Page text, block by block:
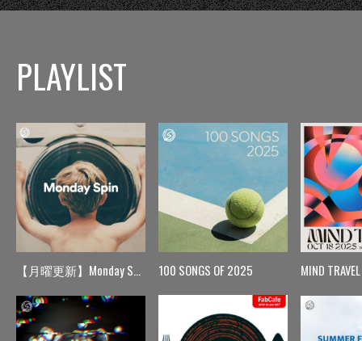
PLAYLIST
【月曜更新】Monday Spin 100 SONGS OF 2025 MIND TRAVEL